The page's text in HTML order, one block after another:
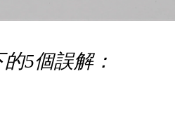
5個誤解：